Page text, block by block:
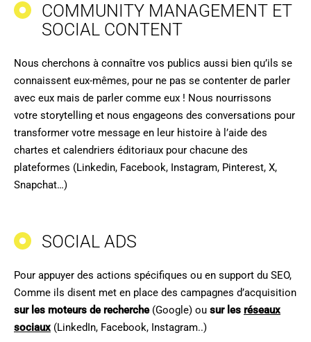
COMMUNITY MANAGEMENT ET
SOCIAL CONTENT
Nous cherchons à connaître vos publics aussi bien qu’ils se
connaissent eux-mêmes, pour ne pas se contenter de parler
avec eux mais de parler comme eux ! Nous nourrissons
votre storytelling et nous engageons des conversations pour
transformer votre message en leur histoire à l’aide des
chartes et calendriers éditoriaux pour chacune des
plateformes (Linkedin, Facebook, Instagram, Pinterest, X,
Snapchat…)
SOCIAL ADS
Pour appuyer des actions spécifiques ou en support du SEO,
Comme ils disent met en place des campagnes d’acquisition
sur les moteurs de recherche(Google) ou sur les réseaux
sociaux (LinkedIn, Facebook, Instagram..)